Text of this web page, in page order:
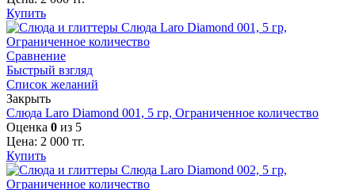
Купить
Сравнение
Быстрый взгляд
Список желаний
Закрыть
Слюда Laro Diamond 001, 5 гр, Ограниченное количество
Оценка 0 из 5
Цена: 2 000 тг.
Купить